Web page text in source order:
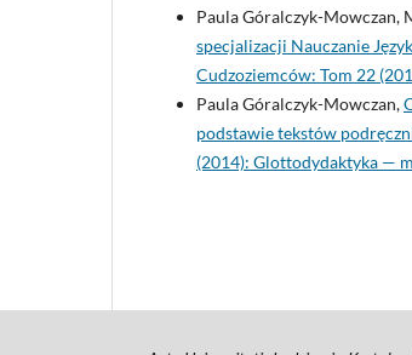
Paula Góralczyk-Mowczan,
specjalizacji Nauczanie
Cudzoziemców: Tom 22
Paula Góralczyk-Mowczan,
podstawie tekstów
(2014): Glottodydaktyka —